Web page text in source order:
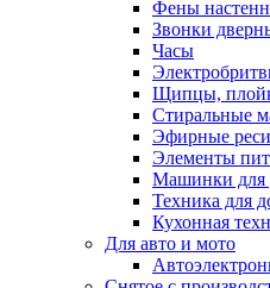
Фены
Звонки
Часы
Щипцы,
Стиральные
Эфирные
Элементы
Машинки для
Техника для
Кухонная
Для авто и мото